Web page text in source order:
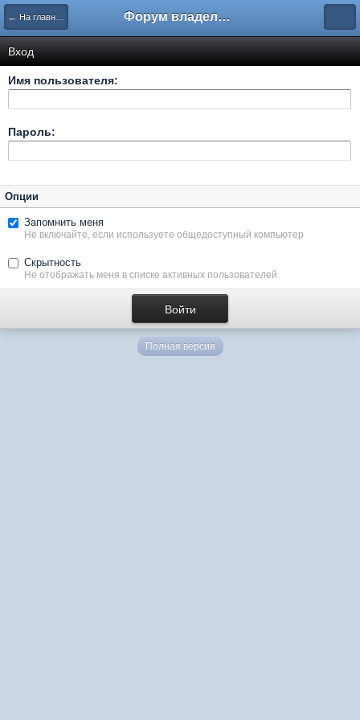
← На главную Форум владельцев интернет-магазинов
Вход
Имя пользователя:
Пароль:
Опции
Запомнить меня
Не включайте, если используете общедоступный компьютер
Скрытность
Не отображать меня в списке активных пользователей
Полная версия